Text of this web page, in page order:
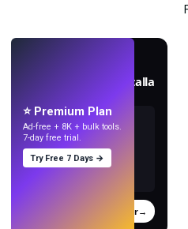
Crea fondos de pantalla
Probar→
⭐ Premium Plan
Ad-free + 8K + bulk tools.
7-day free trial.
Try Free 7 Days →